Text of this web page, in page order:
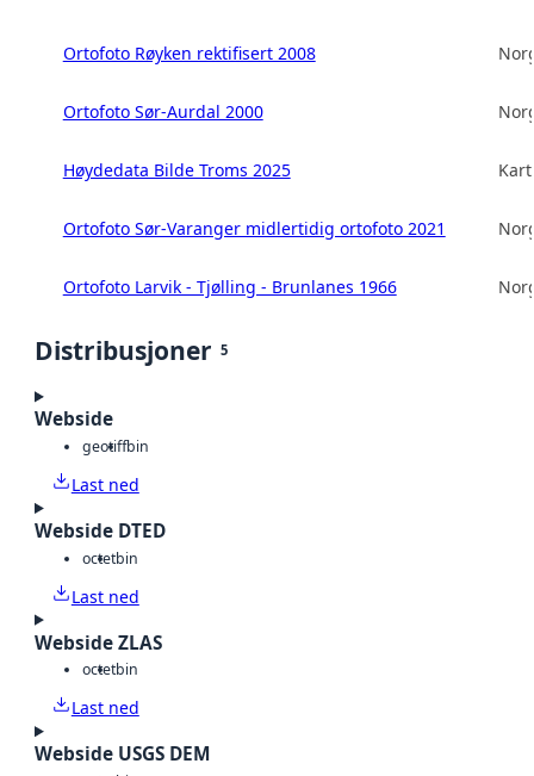
Ortofoto Røyken rektifisert 2008
Ortofoto Sør-Aurdal 2000
Høydedata Bilde Troms 2025
Ortofoto Sør-Varanger midlertidig ortofoto 2021
Ortofoto Larvik - Tjølling - Brunlanes 1966
Distribusjoner 5
Webside
geotiffbin
Last ned
Webside DTED
octetbin
Last ned
Webside ZLAS
octetbin
Last ned
Webside USGS DEM